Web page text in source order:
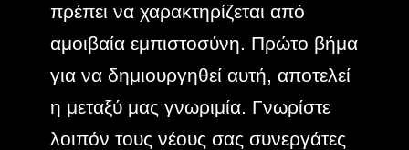
πρέπει να χαρακτηρίζεται από
αμοιβαία εμπιστοσύνη. Πρώτο βήμα
για να δημιουργηθεί αυτή, αποτελεί
η μεταξύ μας γνωριμία. Γνωρίστε
λοιπόν τους νέους σας συνεργάτες